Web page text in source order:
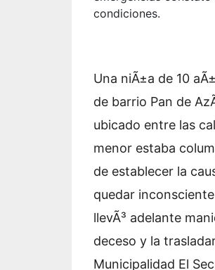
condiciones.
Una niÃ±a de 10
de barrio Pan de
ubicado entre las
menor estaba
de establecer la
quedar
llevÃ³ adelante
deceso y la
Municipalidad El